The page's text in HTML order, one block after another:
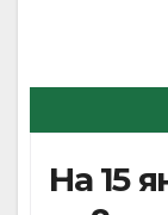
На 15